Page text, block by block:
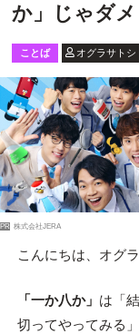
か」じゃダメ
ことば オグラサトシ
PR 株式会社JERA
こんにちは、オグラ
「一か八か」 は「
切ってやってみる